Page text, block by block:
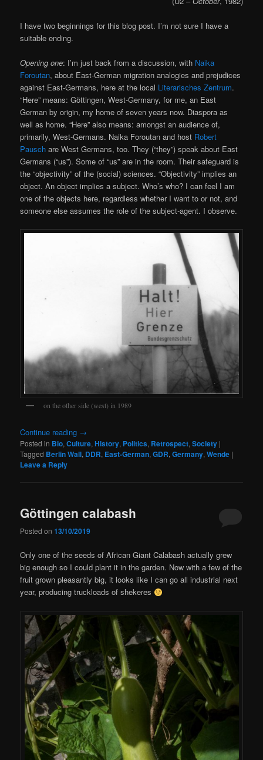
I have two beginnings for this blog post. I’m not sure I have a
suitable ending.
Opening one: I’m just back from a discussion, with Naika
Foroutan, about East-German migration analogies and prejudices
against East-Germans, here at the local Literarisches Zentrum.
“Here” means: Göttingen, West-Germany, for me, an East
German by origin, my home of seven years now. Diaspora as
well as home. “Here” also means: amongst an audience of,
primarily, West-Germans. Naika Foroutan and host Robert
Pausch are West Germans, too. They (“they”) speak about East
Germans (“us”). Some of “us” are in the room. Their safeguard is
the “objectivity” of the (social) sciences. “Objectivity” implies an
object. An object implies a subject. Who’s who? I can feel I am
one of the objects here, regardless whether I want to or not, and
someone else assumes the role of the subject-agent. I observe.
on the other side (west) in 1989
Continue reading →
Posted in Bio,Culture,History, Politics, Retrospect,Society |
Tagged Berlin Wall, DDR, East-German,GDR,Germany,Wende |
Leave a Reply
Göttingen calabash
Posted on13/10/2019
Only one of the seeds of African Giant Calabash actually grew
big enough so I could plant it in the garden. Now with a few of the
fruit grown pleasantly big, it looks like I can go all industrial next
year, producing truckloads of shekeres